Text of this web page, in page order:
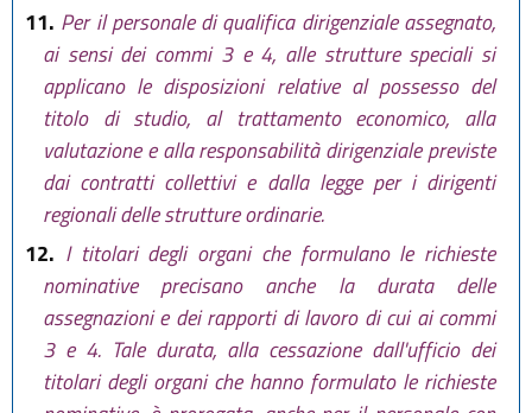
11. Per il personale di qualifica dirigenziale assegnato,
ai sensi dei commi 3 e 4, alle strutture speciali si
applicano le disposizioni relative al possesso del
titolo di studio, al trattamento economico, alla
valutazione e alla responsabilità dirigenziale previste
dai contratti collettivi e dalla legge per i dirigenti
regionali delle strutture ordinarie.
12. I titolari degli organi che formulano le richieste
nominative precisano anche la durata delle
assegnazioni e dei rapporti di lavoro di cui ai commi
3 e 4. Tale durata, alla cessazione dall'ufficio dei
titolari degli organi che hanno formulato le richieste